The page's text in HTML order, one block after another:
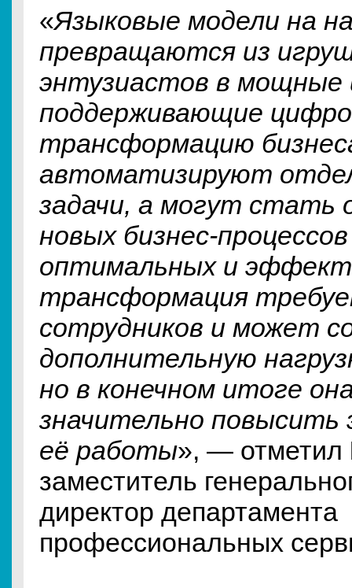
«Языковые модели на
превращаются из
энтузиастов в
поддерживающие
трансформацию
автоматизируют
задачи, а могут стать
новых бизнес-
оптимальных и
трансформация
сотрудников и может
дополнительную
но в конечном итоге
значительно
её работы», — отметил
заместитель
директор департамента
профессиональных